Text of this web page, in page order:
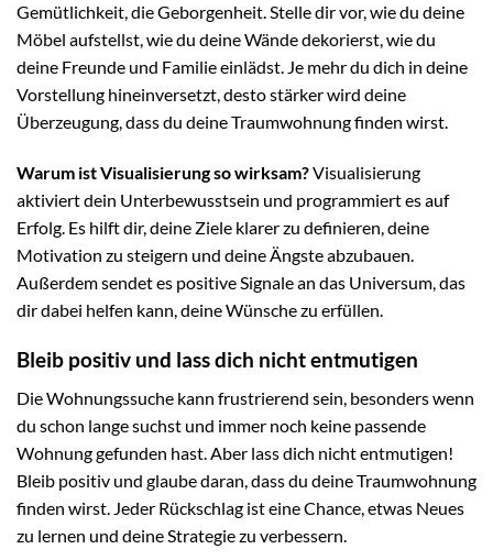
Gemütlichkeit, die Geborgenheit. Stelle dir vor, wie du deine
Möbel aufstellst, wie du deine Wände dekorierst, wie du
deine Freunde und Familie einlädst. Je mehr du dich in deine
Vorstellung hineinversetzt, desto stärker wird deine
Überzeugung, dass du deine Traumwohnung finden wirst.
Warum ist Visualisierung so wirksam?Visualisierung
aktiviert dein Unterbewusstsein und programmiert es auf
Erfolg. Es hilft dir, deine Ziele klarer zu definieren, deine
Motivation zu steigern und deine Ängste abzubauen.
Außerdem sendet es positive Signale an das Universum, das
dir dabei helfen kann, deine Wünsche zu erfüllen.
Bleib positiv und lass dich nicht entmutigen
Die Wohnungssuche kann frustrierend sein, besonders wenn
du schon lange suchst und immer noch keine passende
Wohnung gefunden hast. Aber lass dich nicht entmutigen!
Bleib positiv und glaube daran, dass du deine Traumwohnung
finden wirst. Jeder Rückschlag ist eine Chance, etwas Neues
zu lernen und deine Strategie zu verbessern.